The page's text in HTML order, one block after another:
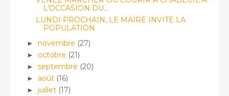
L’OCCASION DU...
LUNDI PROCHAIN, LE MAIRE INVITE LA
POPULATION
► novembre (27)
► octobre (21)
► septembre (20)
► août (16)
► juillet (17)